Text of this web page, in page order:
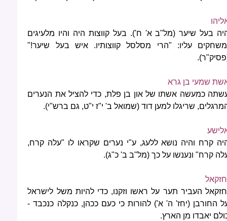
בעל שיער (מל"ב א' ח'). בעל קווצות היה והיו מלעיגים
עליו: "הרי מסלסל קווצותיו. איש בעל שיער!"
שמעי בן גרא
כמעשה אשתו של און בן פלת, כדי להציל את הנערים
שריגלו למען דוד (שמואל ב' י"ז י"ט, גם ברש"י).
קרח והיה נושא ללעג, ע"י נערים שקראו לו "עלה קרח,
קרח" ונענשו על כך (מל"ב ב' כ"ג).
העביר תער על ראשו וזקנו, כדי להיות משל לישראל
החורבן (יחז' ה' א') להורות כי כעם ככהן, כנקלה כנכבד -
יאבדו מן הארץ.